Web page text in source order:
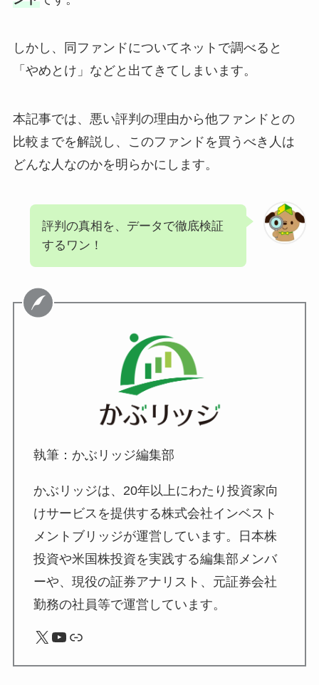
しかし、同ファンドについてネットで調べると
「やめとけ」などと出てきてしまいます。
本記事では、悪い評判の理由から他ファンドとの
比較までを解説し、このファンドを買うべき人は
どんな人なのかを明らかにします。
評判の真相を、データで徹底検証
するワン！
執筆：かぶリッジ編集部
かぶリッジは、20年以上にわたり投資家向
けサービスを提供する株式会社インベスト
メントブリッジが運営しています。日本株
投資や米国株投資を実践する編集部メンバ
ーや、現役の証券アナリスト、元証券会社
勤務の社員等で運営しています。
X YouTube
リンク